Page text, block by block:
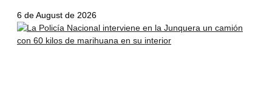
6 de August de 2026